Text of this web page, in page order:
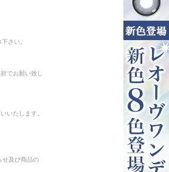
さい。
でお願い致し
いたします。
せ及び商品の